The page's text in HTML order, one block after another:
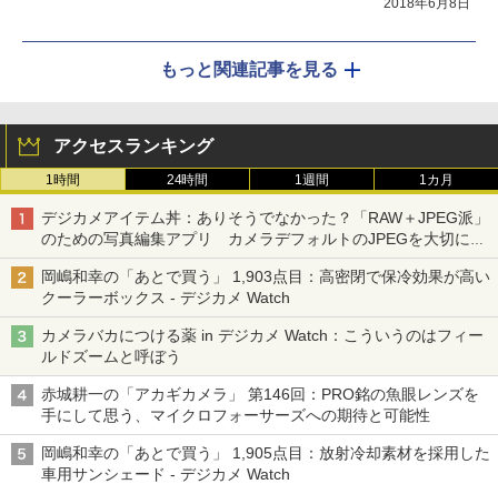
2018年6月8日
もっと関連記事を見る
アクセスランキング
1時間 24時間 1週間 1カ月
デジカメアイテム丼：ありそうでなかった？「RAW＋JPEG派」
のための写真編集アプリ カメラデフォルトのJPEGを大切にす
る「Filmator」
岡嶋和幸の「あとで買う」 1,903点目：高密閉で保冷効果が高い
クーラーボックス - デジカメ Watch
カメラバカにつける薬 in デジカメ Watch：こういうのはフィー
ルドズームと呼ぼう
赤城耕一の「アカギカメラ」 第146回：PRO銘の魚眼レンズを
手にして思う、マイクロフォーサーズへの期待と可能性
岡嶋和幸の「あとで買う」 1,905点目：放射冷却素材を採用した
車用サンシェード - デジカメ Watch